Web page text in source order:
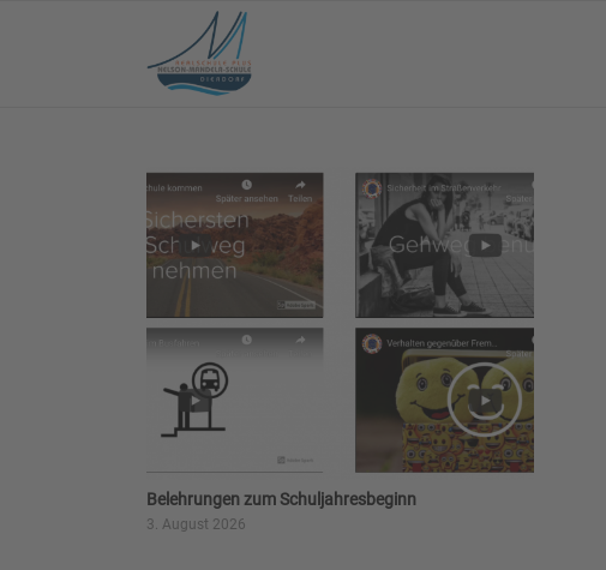
Belehrungen zum Schuljahresbeginn
3. August 2026